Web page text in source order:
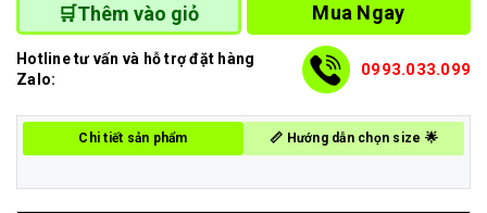
🛒Thêm vào giỏ Mua Ngay
Hotline tư vấn và hỗ trợ đặt hàng
Zalo:
0993.033.099
Chi tiết sản phẩm 📏 Hướng dẫn chọn size 🌟